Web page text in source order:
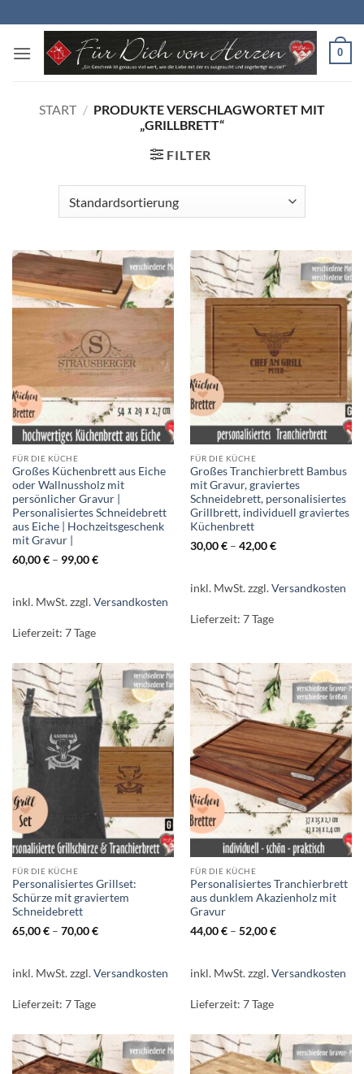
Inhalt
springen
0
START / PRODUKTE VERSCHLAGWORTET MIT
„GRILLBRETT“
FILTER
FÜR DIE KÜCHE
Großes Küchenbrett aus Eiche
oder Wallnussholz mit
persönlicher Gravur |
Personalisiertes Schneidebrett
aus Eiche | Hochzeitsgeschenk
mit Gravur |
60,00€– 99,00€
inkl. MwSt.zzgl.Versandkosten
Lieferzeit: 7 Tage
FÜR DIE KÜCHE
Großes Tranchierbrett Bambus
mit Gravur, graviertes
Schneidebrett, personalisiertes
Grillbrett, individuell graviertes
Küchenbrett
30,00€– 42,00€
inkl. MwSt.zzgl.Versandkosten
Lieferzeit: 7 Tage
FÜR DIE KÜCHE
Personalisiertes Grillset:
Schürze mit graviertem
Schneidebrett
65,00€– 70,00€
inkl. MwSt.zzgl.Versandkosten
Lieferzeit: 7 Tage
FÜR DIE KÜCHE
Personalisiertes Tranchierbrett
aus dunklem Akazienholz mit
Gravur
44,00€– 52,00€
inkl. MwSt.zzgl.Versandkosten
Lieferzeit: 7 Tage